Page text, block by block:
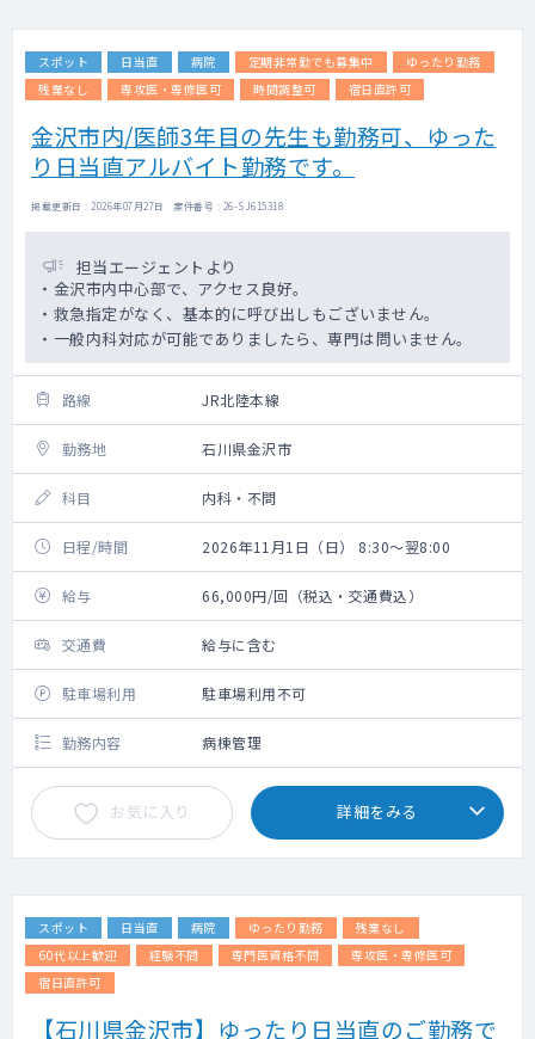
スポット 日当直 病院 定期非常勤でも募集中
ゆったり勤務
残業なし
専攻医・専修医可 時間調整可 宿日直許可
金沢市内/医師3年目の先生も勤務可、ゆった
り日当直アルバイト勤務です。
掲載更新日 : 2026年07月27日 案件番号 : 26-SJ615318
担当エージェントより
・金沢市内中心部で、アクセス良好。
・救急指定がなく、基本的に呼び出しもございません。
・一般内科対応が可能でありましたら、専門は問いません。
路線 JR北陸本線
勤務地 石川県金沢市
科目 内科・不問
日程/時間 2026年11月1日（日） 8:30～翌8:00
給与 66,000円/回（税込・交通費込）
交通費 給与に含む
駐車場利用 駐車場利用不可
勤務内容 病棟管理
お気に入り 詳細をみる
スポット 日当直 病院 ゆったり勤務
残業なし
60代以上歓迎
経験不問 専門医資格不問
専攻医・専修医可
宿日直許可
【石川県金沢市】ゆったり日当直のご勤務で